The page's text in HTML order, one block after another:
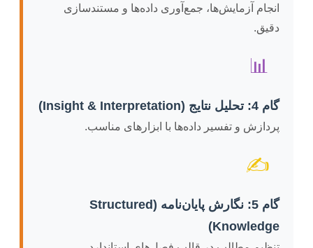
انجام آزمایش‌ها، جمع‌آوری داده‌ها و مستندسازی
دقیق.
📊
گام 4: تحلیل نتایج (Insight & Interpretation)
پردازش و تفسیر داده‌ها با ابزارهای مناسب.
✍️
گام 5: نگارش پایان‌نامه (Structured
Knowledge)